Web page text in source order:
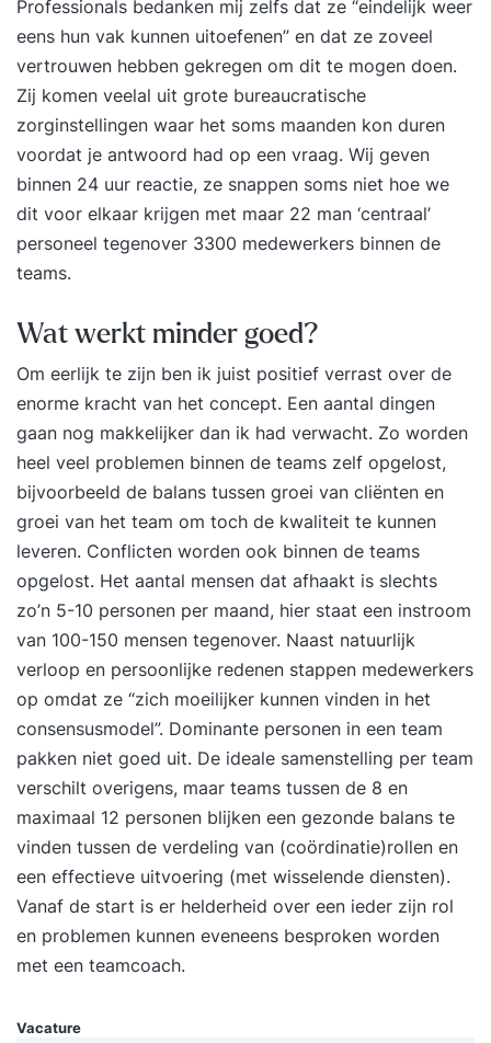
Concepten. DoelgroepDeze cursus is bedoeld
voor iedereen die vanuit zijn of haar rol en
verantwoordelijkheid in de organisatie te maken
heeft met de totstandkoming van stuurinformatie,
in projectvorm of in een bestaande organisatie
(beheer). U kunt hierbij denken aan analisten die
Business Intelligence- en Data Warehouse-
oplossingen ontwerpen, architecten die met
Business Intelligence- en Data
Professionals bedanken mij zelfs dat ze “eindelijk weer
eens hun vak kunnen uitoefenen” en dat ze zoveel
vertrouwen hebben gekregen om dit te mogen doen.
Zij komen veelal uit grote bureaucratische
zorginstellingen waar het soms maanden kon duren
voordat je antwoord had op een vraag. Wij geven
binnen 24 uur reactie, ze snappen soms niet hoe we
dit voor elkaar krijgen met maar 22 man ‘centraal’
personeel tegenover 3300 medewerkers binnen de
teams.
Wat werkt minder goed?
Om eerlijk te zijn ben ik juist positief verrast over de
enorme kracht van het concept. Een aantal dingen
gaan nog makkelijker dan ik had verwacht. Zo worden
heel veel problemen binnen de teams zelf opgelost,
bijvoorbeeld de balans tussen groei van cliënten en
groei van het team om toch de kwaliteit te kunnen
leveren. Conflicten worden ook binnen de teams
opgelost. Het aantal mensen dat afhaakt is slechts
zo’n 5-10 personen per maand, hier staat een instroom
van 100-150 mensen tegenover. Naast natuurlijk
verloop en persoonlijke redenen stappen medewerkers
op omdat ze “zich moeilijker kunnen vinden in het
consensusmodel”. Dominante personen in een team
pakken niet goed uit. De ideale samenstelling per team
verschilt overigens, maar teams tussen de 8 en
maximaal 12 personen blijken een gezonde balans te
vinden tussen de verdeling van (coördinatie)rollen en
een effectieve uitvoering (met wisselende diensten).
Vanaf de start is er helderheid over een ieder zijn rol
en problemen kunnen eveneens besproken worden
met een teamcoach.
Vacature